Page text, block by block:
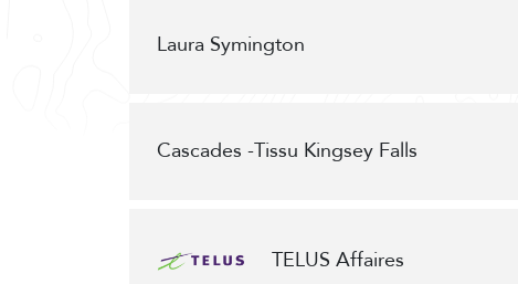
Laura Symington
Cascades -Tissu Kingsey Falls
TELUS Affaires